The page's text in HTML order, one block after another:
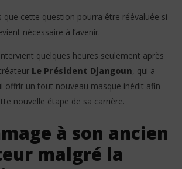
que cette question pourra être réévaluée si
nécessaire à l’avenir.
quelques heures seulement après
Le Président Djangoun, qui a
offrir un tout nouveau masque inédit afin
nouvelle étape de sa carrière.
à son ancien
malgré la